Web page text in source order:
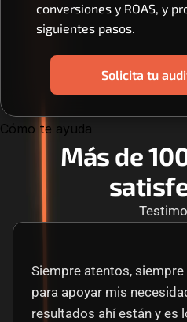
conversiones y ROAS, y
siguientes pasos.
Solicita tu
Cómo te ayuda
Más de
Siempre atentos,
para apoyar mis
resultados ahí están y es